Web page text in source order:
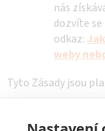
nás
dozvíte
odkaz:
weby
Tyto Zásady jsou